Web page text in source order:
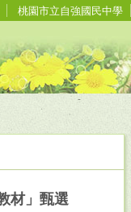
桃園市立自強國民中學
材」甄選